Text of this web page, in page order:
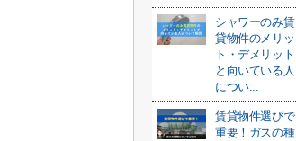
シャワーのみ賃
貸物件のメリッ
ト・デメリット
と向いている人
につい...
賃貸物件選びで
重要！ガスの種